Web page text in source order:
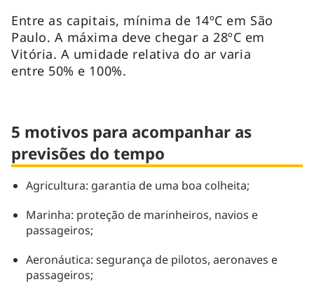
Entre as capitais, mínima de 14ºC em São
Paulo. A máxima deve chegar a 28ºC em
Vitória. A umidade relativa do ar varia
entre 50% e 100%.
5 motivos para acompanhar as
previsões do tempo
Agricultura: garantia de uma boa colheita;
Marinha: proteção de marinheiros, navios e
passageiros;
Aeronáutica: segurança de pilotos, aeronaves e
passageiros;